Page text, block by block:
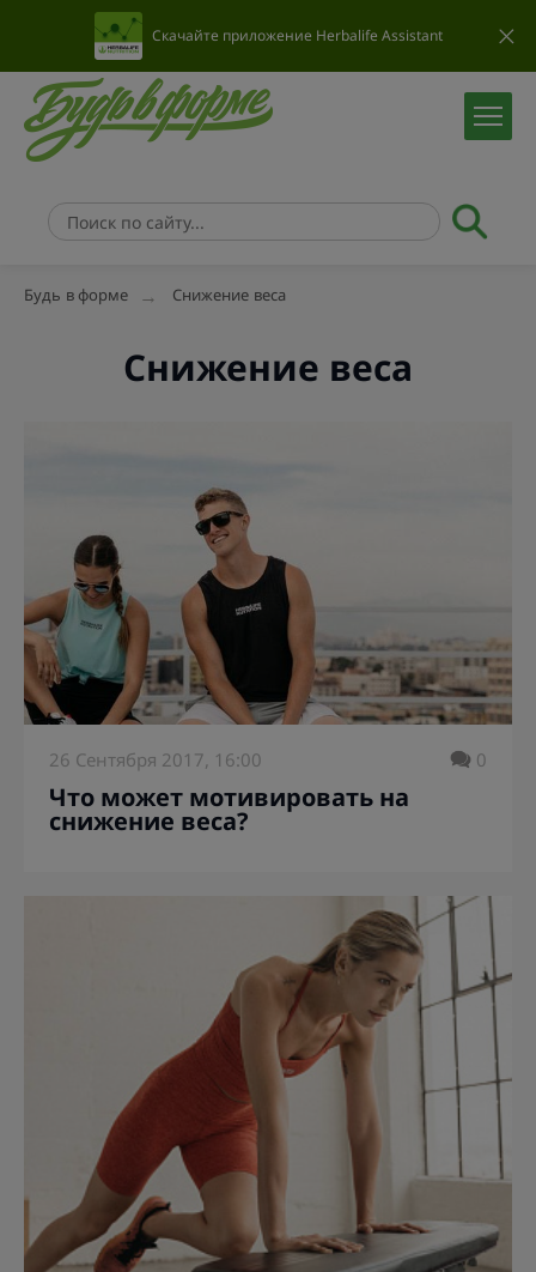
Скачайте приложение Herbalife Assistant
Будь в форме Снижение веса
Снижение веса
26 Сентября 2017, 16:00 0
Что может мотивировать на
снижение веса?